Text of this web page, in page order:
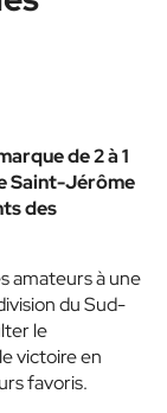
de 2 à 1
Saint-Jérôme
des
amateurs à une
du Sud-
le
victoire en
favoris.